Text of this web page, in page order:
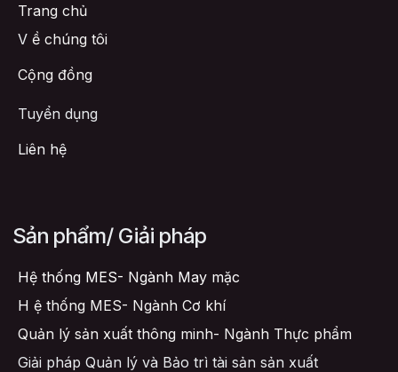
Trang chủ
V ề chúng tôi
Cộng đồng
Tuyển dụng
Liên hệ
Sản phẩm/ Giải pháp
Hệ thống MES- Ngành May mặc
H ệ thống MES- Ngành Cơ khí
Quản lý sản xuất thông minh- Ngành Thực phẩm
Giải pháp Quản lý và Bảo trì tài sản sản xuất